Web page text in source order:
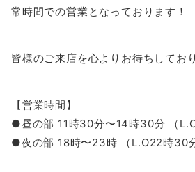
常時間での営業となっております！
皆様のご来店を心よりお待ちしてお
【営業時間】
●昼の部 11時30分〜14時30分 （
●夜の部 18時〜23時 （L.O22時30分